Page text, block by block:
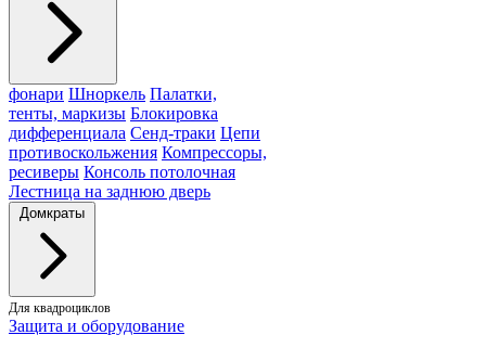
фонари Шноркель Палатки,
тенты, маркизы Блокировка
дифференциала Сенд-траки Цепи
противоскольжения Компрессоры,
ресиверы Консоль потолочная
Лестница на заднюю дверь
Домкраты
Для квадроциклов
Защита и оборудование